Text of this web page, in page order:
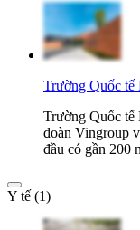
Trường Quốc tế
Trường Quốc tế
đoàn Vingroup
đầu có gần 200
Y tế (1)